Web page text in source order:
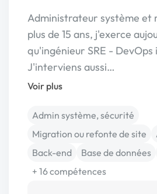
Administrateur système et
plus de 15 ans, j'exerce
qu'ingénieur SRE -
J'interviens aussi…
Voir plus
Admin système, sécurité
Migration ou refonte de site
Back-end
Base de données
+ 16 compétences